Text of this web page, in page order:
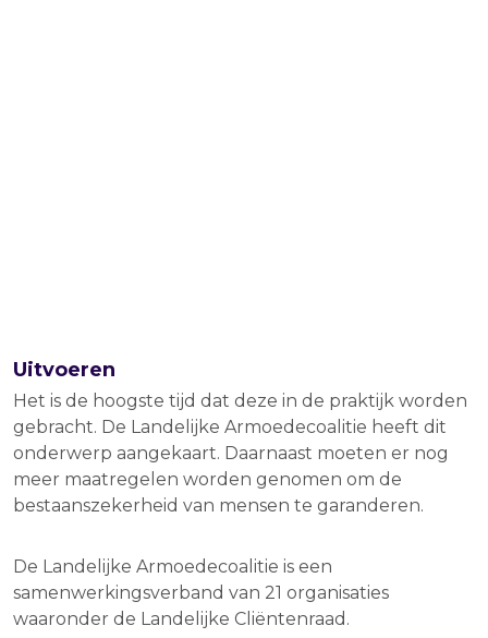
Uitvoeren
Het is de hoogste tijd dat deze in de praktijk worden
gebracht. De Landelijke Armoedecoalitie heeft dit
onderwerp aangekaart. Daarnaast moeten er nog
meer maatregelen worden genomen om de
bestaanszekerheid van mensen te garanderen.
De Landelijke Armoedecoalitie is een
samenwerkingsverband van 21 organisaties
waaronder de Landelijke Cliëntenraad.